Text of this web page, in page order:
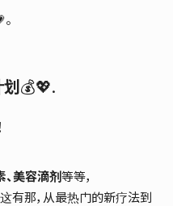
💰💖.
、美容滴剂等等，
有那，从最热门的新疗法到